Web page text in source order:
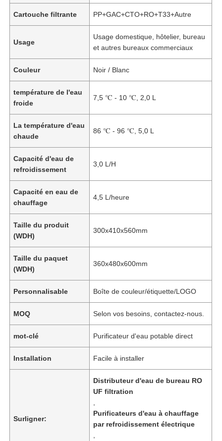
Aperçu
Produits
Vidéos
Visite d'usine
Cartouche filtrante PP+GAC+CTO+RO+T33+Autre
Usage
Usage domestique, hôtelier, bureau
et autres bureaux commerciaux
Couleur Noir / Blanc
température de l'eau
froide
7,5 ℃ - 10 ℃, 2,0 L
La température d'eau
chaude
86 ℃ - 96 ℃, 5,0 L
Capacité d'eau de
refroidissement
3,0 L/H
Capacité en eau de
chauffage
4,5 L/heure
Taille du produit
(WDH)
300x410x560mm
Taille du paquet
(WDH)
360x480x600mm
Personnalisable Boîte de couleur/étiquette/LOGO
MOQ Selon vos besoins, contactez-nous.
mot-clé Purificateur d'eau potable direct
Installation Facile à installer
Surligner:
Distributeur d'eau de bureau RO
UF filtration
Purificateurs d'eau à chauffage
par refroidissement électrique